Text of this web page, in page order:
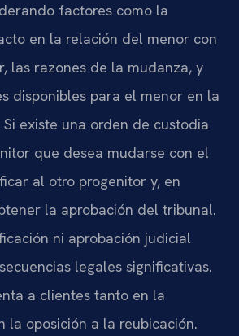
factores como la
en la relación del menor con
las razones de la mudanza, y
disponibles para el menor en la
existe una orden de custodia
que desea mudarse con el
al otro progenitor y, en
la aprobación del tribunal.
ni aprobación judicial
legales significativas.
a clientes tanto en la
la oposición a la reubicación.